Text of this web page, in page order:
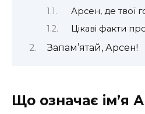
Арсен, де твої
Цікаві факти
Запам’ятай, Арсен!
Що означає ім’я